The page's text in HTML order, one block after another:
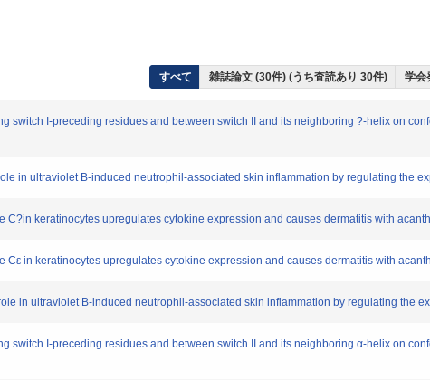
すべて 雑誌論文 (30件) (うち査読あり 30件) 学会
switch I-preceding residues and between switch II and its neighboring ?-helix on
in ultraviolet B-induced neutrophil-associated skin inflammation by regulating the
C?in keratinocytes upregulates cytokine expression and causes dermatitis with
Cε in keratinocytes upregulates cytokine expression and causes dermatitis with
in ultraviolet B-induced neutrophil-associated skin inflammation by regulating the
switch I-preceding residues and between switch II and its neighboring α-helix on